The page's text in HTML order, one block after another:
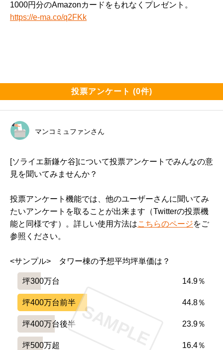
1000円分のAmazonカードをもれなくプレゼント。
https://e-ma.co/q2FKk
投票アンケート (0件)
マンコミュファンさん
[ソライエ新鎌ケ谷]について投票アンケートでみんなの意
見を聞いてみませんか？
投票アンケート機能では、他のユーザーさんに聞いてみ
たいアンケートを取ることが出来ます（Twitterの投票機
能と同様です）。詳しい使用方法はこちらのページをご
参照ください。
<サンプル>　タワー棟の予想平均坪単価は？
坪300万台 14.9％
坪400万台前半 44.8％
坪400万台後半 23.9％
坪500万超 16.4％
SAMPLE